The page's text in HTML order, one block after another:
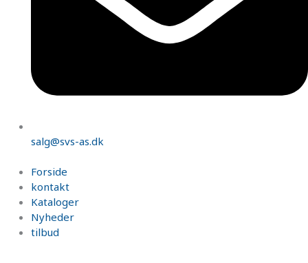
salg@svs-as.dk
Forside
kontakt
Kataloger
Nyheder
tilbud